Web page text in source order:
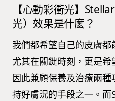
【心動彩衝光】
光）效果是什麼？
我們都希望自己的皮膚都
尤其在關鍵時刻，更是希
因此兼顧保養及治療兩
持好膚況的手段之一。